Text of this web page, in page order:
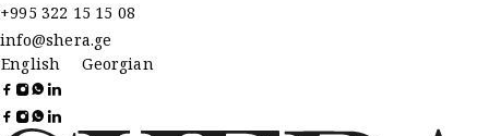
+995 322 15 15 08
info@shera.ge
English
Georgian